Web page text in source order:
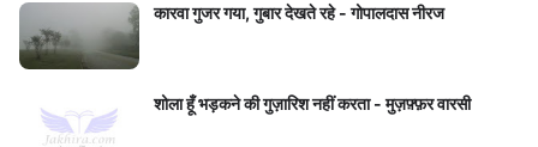
कारवा गुजर गया, गुबार देखते रहे - गोपालदास नीरज
शोला हूँ भड़कने की गुज़ारिश नहीं करता - मुज़फ़्फ़र वारसी